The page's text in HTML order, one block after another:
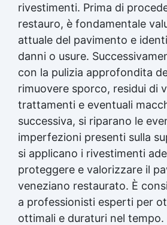
rivestimenti. Prima di
restauro, è fondamentale
attuale del pavimento e
danni o usure.
con la pulizia approfondita
rimuovere sporco, residui di
trattamenti e eventuali
successiva, si riparano le
imperfezioni presenti sulla
si applicano i rivestimenti
proteggere e valorizzare il
veneziano restaurato. È
a professionisti esperti per
ottimali e duraturi nel tempo.